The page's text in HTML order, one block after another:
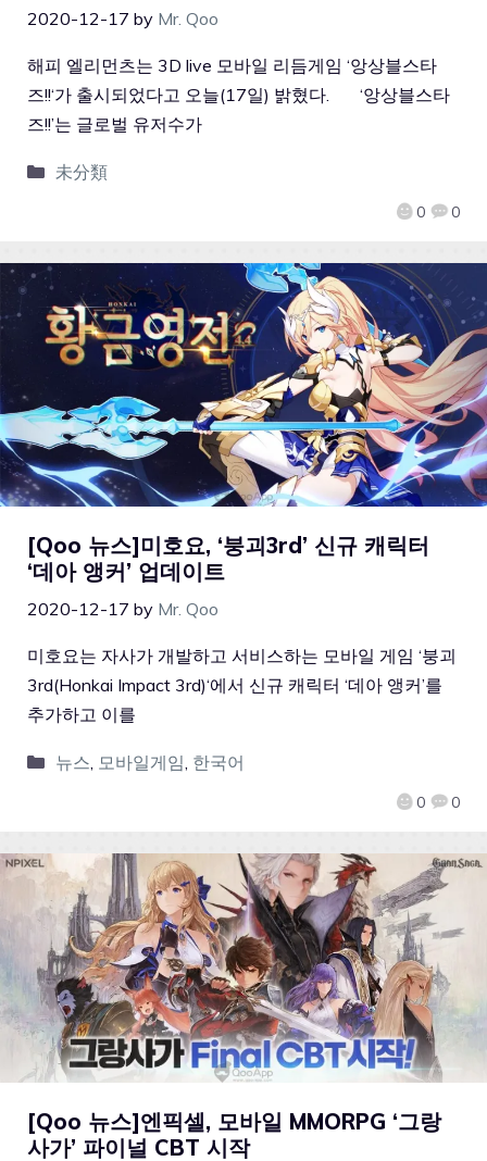
2020-12-17 by Mr. Qoo
0 0
해피 엘리먼츠는 3D live 모바일 리듬게임 ‘앙상블스타
즈!!‘가 출시되었다고 오늘(17일) 밝혔다. ‘앙상블스타
즈!!’는 글로벌 유저수가
未分類
[Qoo 뉴스]미호요, ‘붕괴3rd’ 신규 캐릭터
‘데아 앵커’ 업데이트
2020-12-17 by Mr. Qoo
0 0
미호요는 자사가 개발하고 서비스하는 모바일 게임 ‘붕괴
3rd(Honkai Impact 3rd)‘에서 신규 캐릭터 ‘데아 앵커’를
추가하고 이를
뉴스, 모바일게임, 한국어
[Qoo 뉴스]엔픽셀, 모바일 MMORPG ‘그랑
사가’ 파이널 CBT 시작